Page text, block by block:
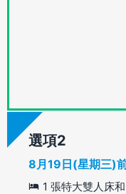
選項
8月19日(星期三)
1 張特大雙人床